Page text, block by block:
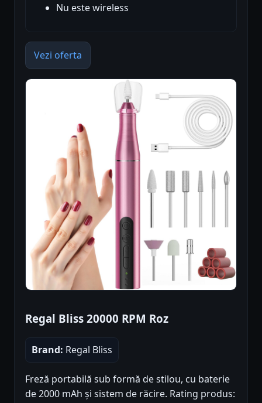
Nu este wireless
Vezi oferta
Regal Bliss 20000 RPM Roz
Brand: Regal Bliss
Freză portabilă sub formă de stilou, cu baterie
de 2000 mAh și sistem de răcire. Rating produs: